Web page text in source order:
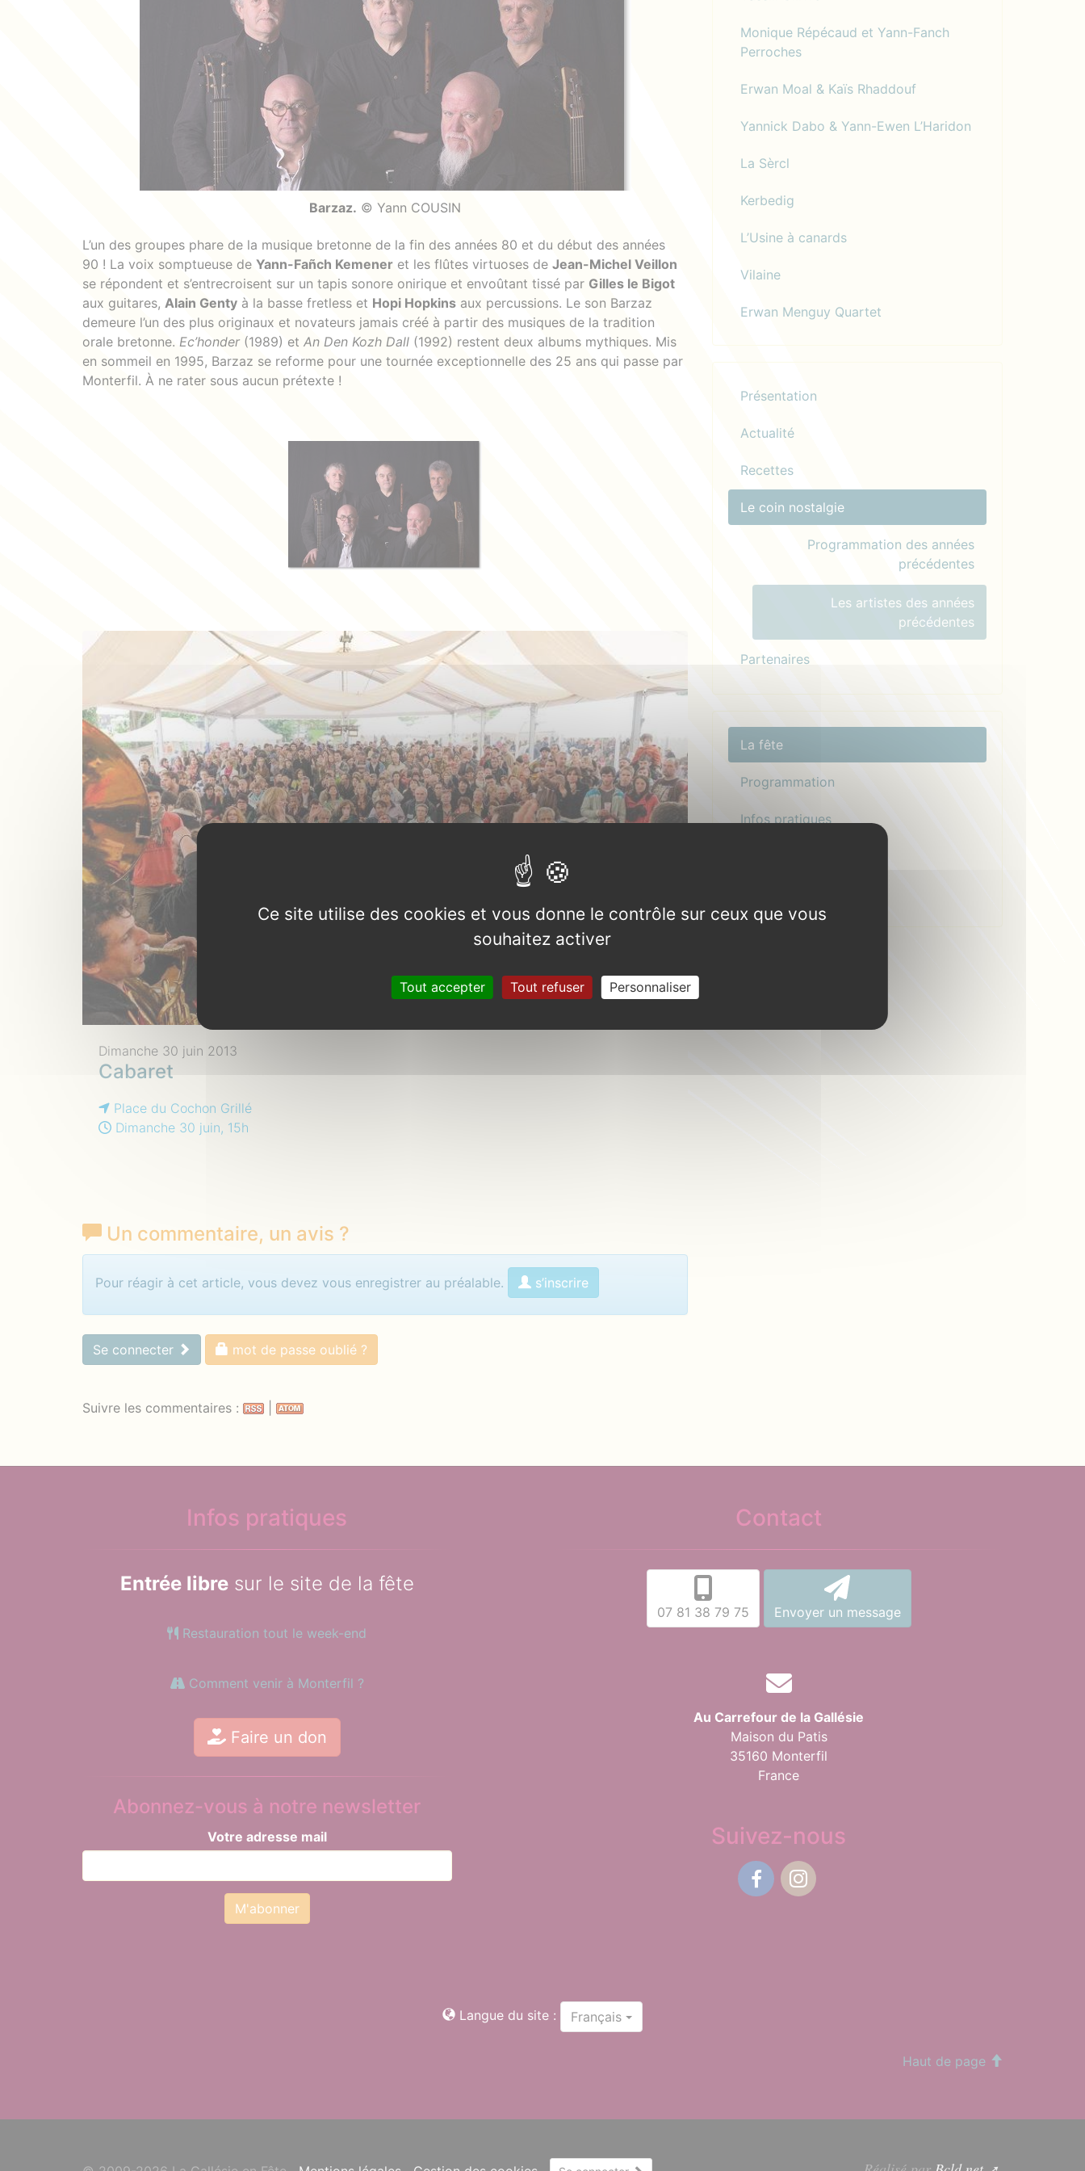
Barzaz. © Yann COUSIN
L’un des groupes phare de la musique bretonne de la fin des années 80 et du début des années
90 ! La voix somptueuse de Yann-Fañch Kemener et les flûtes virtuoses de Jean-Michel Veillon
se répondent et s’entrecroisent sur un tapis sonore onirique et envoûtant tissé par Gilles le Bigot
aux guitares, Alain Genty à la basse fretless et Hopi Hopkins aux percussions. Le son Barzaz
demeure l’un des plus originaux et novateurs jamais créé à partir des musiques de la tradition
orale bretonne. Ec’honder(1989) et An Den Kozh Dall (1992) restent deux albums mythiques. Mis
en sommeil en 1995, Barzaz se reforme pour une tournée exceptionnelle des 25 ans qui passe par
Monterfil. À ne rater sous aucun prétexte !
Dimanche 30 juin 2013
Cabaret
Place du Cochon Grillé
Dimanche 30 juin, 15h
Un commentaire, un avis ?
Identifiez-vous pour commenter
Pour réagir à cet article, vous devez vous enregistrer au préalable. s’inscrire
Se connecter mot de passe oublié ?
Suivre les commentaires :
Monique Répécaud et Yann-Fanch
Perroches
Erwan Moal & Kaïs Rhaddouf
Yannick Dabo & Yann-Ewen L’Haridon
La Sèrcl
Kerbedig
L’Usine à canards
Vilaine
Erwan Menguy Quartet
Présentation
Actualité
Recettes
Le coin nostalgie
Programmation des années
précédentes
Les artistes des années
précédentes
Partenaires
La fête
Programmation
Infos pratiques
Infos pratiques
Entrée libresur le site de la fête
Restauration tout le week-end
Comment venir à Monterfil ?
Faire un don
Abonnez-vous à notre newsletter
Votre adresse mail
Contact
07 81 38 79 75 Envoyer un message
Au Carrefour de la Gallésie
Maison du Patis
35160 Monterfil
France
Suivez-nous
Langue du site : Français
Haut de page
Ce site utilise des cookies et vous donne le contrôle sur ceux que vous
souhaitez activer
Tout accepter Tout refuser Personnaliser